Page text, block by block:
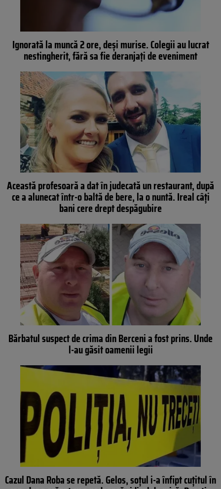
Ignorată la muncă 2 ore, deși murise. Colegii au lucrat
nestingherit, fără sa fie deranjați de eveniment
Această profesoară a dat în judecată un restaurant, după
ce a alunecat într-o baltă de bere, la o nuntă. Ireal câți
bani cere drept despăgubire
Bărbatul suspect de crima din Berceni a fost prins. Unde
l-au găsit oamenii legii
Cazul Dana Roba se repetă. Gelos, soțul i-a înfipt cuțitul în